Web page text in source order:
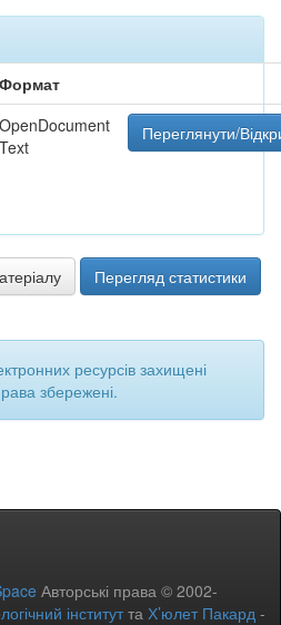
Формат
OpenDocument
Text
Переглянути/
Перегляд статистики
ресурсів захищені
збережені.
Авторські права © 2002-
інститутта Х’юлет Пакард -